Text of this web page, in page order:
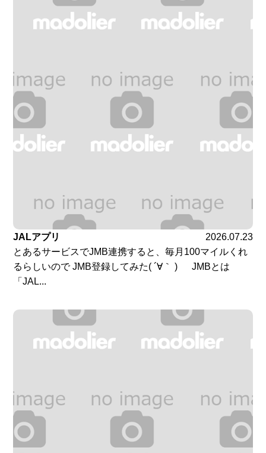
JALアプリ
2026.07.23
とあるサービスでJMB連携すると、毎月100マイルくれ
るらしいので JMB登録してみた( ´∀｀ ) JMBとは
「JAL...